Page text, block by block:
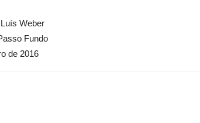
Weber
Fundo
de 2016